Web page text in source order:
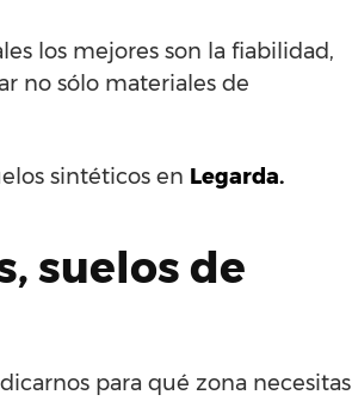
los mejores son la fiabilidad,
no sólo materiales de
sintéticos en Legarda.
suelos de
para qué zona necesitas